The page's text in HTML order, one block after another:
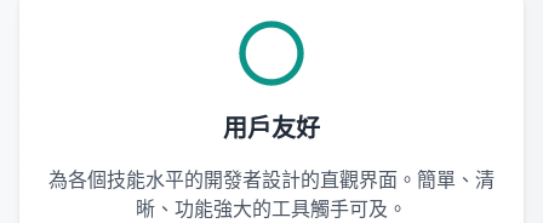
用戶友好
為各個技能水平的開發者設計的直觀界面。簡單、清
晰、功能強大的工具觸手可及。